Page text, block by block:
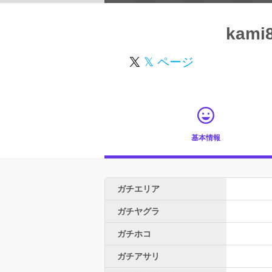
𝕏 ページ
基本情報
ガチエリア
ガチヤグラ
ガチホコ
ガチアサリ